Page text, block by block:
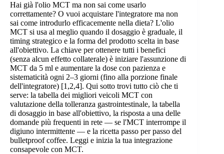
Hai già l'olio MCT ma non sai come usarlo
correttamente? O vuoi acquistare l'integratore ma non
sai come introdurlo efficacemente nella dieta? L'olio
MCT si usa al meglio quando il dosaggio è graduale, il
timing strategico e la forma del prodotto scelta in base
all'obiettivo. La chiave per ottenere tutti i benefici
(senza alcun effetto collaterale) è iniziare l'assunzione di
MCT da 5 ml e aumentare la dose con pazienza e
sistematicità ogni 2–3 giorni (fino alla porzione finale
dell'integratore) [1,2,4]. Qui sotto trovi tutto ciò che ti
serve: la tabella dei migliori veicoli MCT con
valutazione della tolleranza gastrointestinale, la tabella
di dosaggio in base all'obiettivo, la risposta a una delle
domande più frequenti in rete — se l'MCT interrompe il
digiuno intermittente — e la ricetta passo per passo del
bulletproof coffee. Leggi e inizia la tua integrazione
consapevole con MCT.